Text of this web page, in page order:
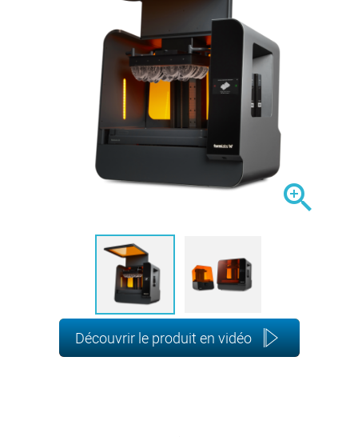

Découvrir le produit en vidéo